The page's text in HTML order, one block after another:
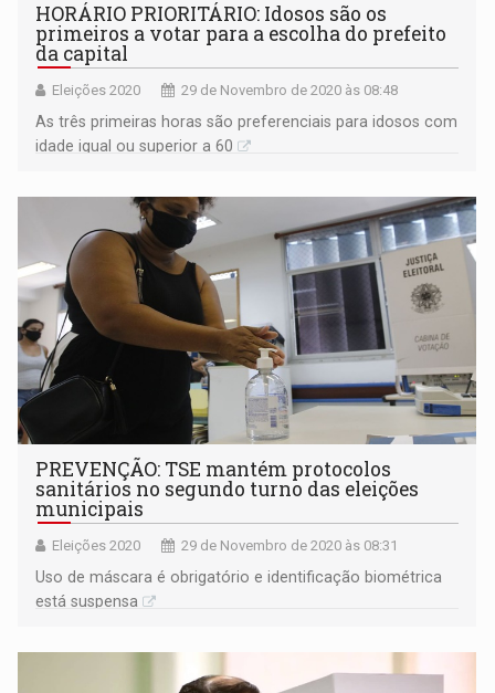
HORÁRIO PRIORITÁRIO: Idosos são os
primeiros a votar para a escolha do prefeito
da capital
Eleições 2020 29 de Novembro de 2020 às 08:48
As três primeiras horas são preferenciais para idosos com
idade igual ou superior a 60
PREVENÇÃO: TSE mantém protocolos
sanitários no segundo turno das eleições
municipais
Eleições 2020 29 de Novembro de 2020 às 08:31
Uso de máscara é obrigatório e identificação biométrica
está suspensa